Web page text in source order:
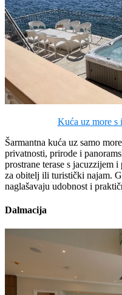
Kuća uz more s
Šarmantna kuća uz samo
privatnosti, prirode i
prostrane terase s jacuzzijem
za obitelj ili turistički najam.
naglašavaju udobnost i
Dalmacija